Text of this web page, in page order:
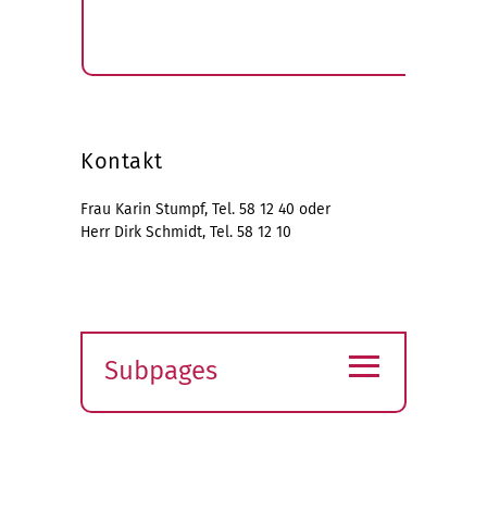
Kontakt
Frau Karin Stumpf, Tel. 58 12 40 oder
Herr Dirk Schmidt, Tel. 58 12 10
Subpages
≡